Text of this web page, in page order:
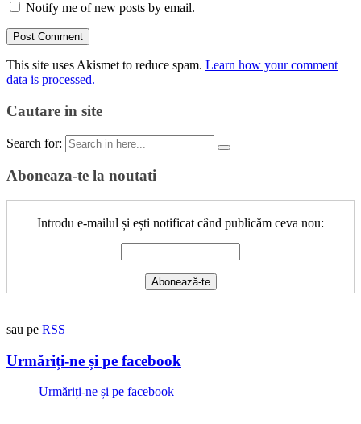
Notify me of new posts by email.
This site uses Akismet to reduce spam. Learn how your comment
data is processed.
Cautare in site
Search for:
Aboneaza-te la noutati
Introdu e-mailul și ești notificat când publicăm ceva nou:
sau pe RSS
Urmăriți-ne și pe facebook
Urmăriți-ne și pe facebook